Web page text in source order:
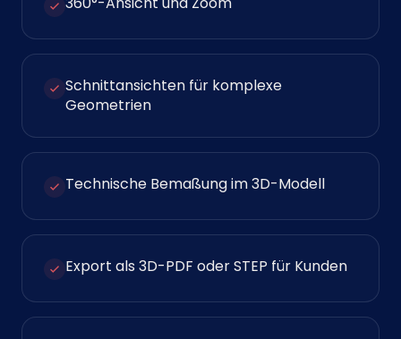
Schnittansichten für komplexe
Geometrien
Technische Bemaßung im 3D-Modell
Export als 3D-PDF oder STEP für Kunden